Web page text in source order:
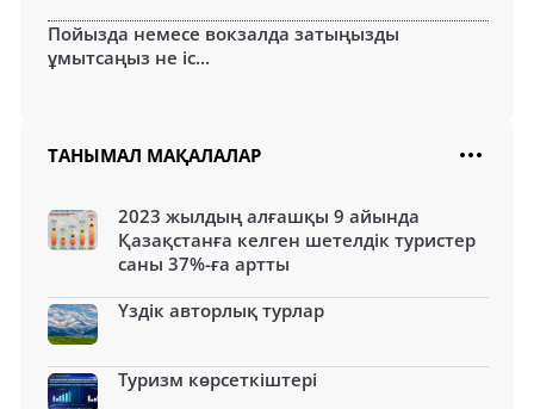
Пойызда немесе вокзалда затыңызды
ұмытсаңыз не іс...
ТАНЫМАЛ МАҚАЛАЛАР
2023 жылдың алғашқы 9 айында
Қазақстанға келген шетелдік туристер
саны 37%-ға артты
Үздік авторлық турлар
Туризм көрсеткіштері